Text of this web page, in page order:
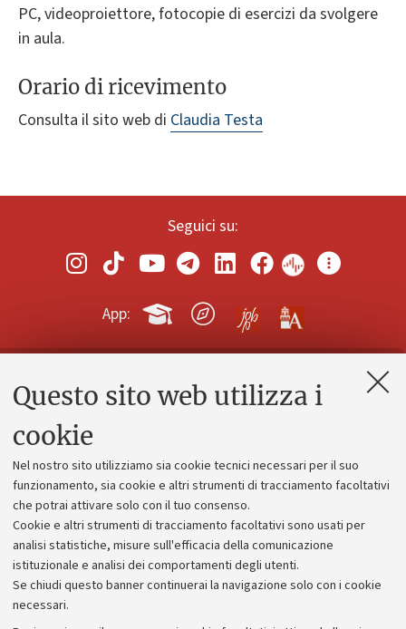
Questo sito web utilizza i
cookie
Nel nostro sito utilizziamo sia cookie tecnici necessari per il suo
funzionamento, sia cookie e altri strumenti di tracciamento facoltativi
che potrai attivare solo con il tuo consenso.
Cookie e altri strumenti di tracciamento facoltativi sono usati per
analisi statistiche, misure sull'efficacia della comunicazione
istituzionale e analisi dei comportamenti degli utenti.
Se chiudi questo banner continuerai la navigazione solo con i cookie
necessari.
PC, videoproiettore, fotocopie di esercizi da svolgere
in aula.
Orario di ricevimento
Consulta il sito web di Claudia Testa
Seguici su:
App:
Contatti e PEC
Alumni community
Piano strategico
Bilanci
Donazioni e 5x1000